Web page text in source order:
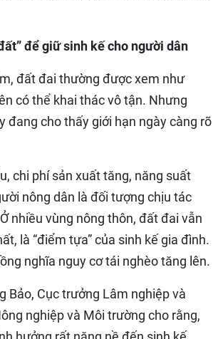
để giữ sinh kế cho người dân
đất đai thường được xem như
có thể khai thác vô tận. Nhưng
đang cho thấy giới hạn ngày càng rõ
chi phí sản xuất tăng, năng suất
nông dân là đối tượng chịu tác
nhiều vùng nông thôn, đất đai vẫn
là “điểm tựa” của sinh kế gia đình.
nghĩa nguy cơ tái nghèo tăng lên.
Bảo, Cục trưởng Lâm nghiệp và
nghiệp và Môi trường cho rằng,